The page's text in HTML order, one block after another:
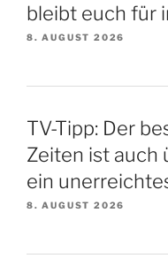
bleibt euch für
8. AUGUST 2026
TV-Tipp: Der
Zeiten ist auch
ein
8. AUGUST 2026